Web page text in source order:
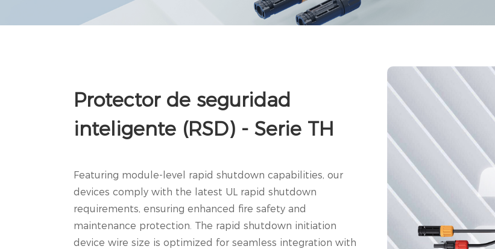
Protector de seguridad
inteligente (RSD) - Serie TH
Featuring module-level rapid shutdown capabilities, our
devices comply with the latest UL rapid shutdown
requirements, ensuring enhanced fire safety and
maintenance protection. The rapid shutdown initiation
device wire size is optimized for seamless integration with